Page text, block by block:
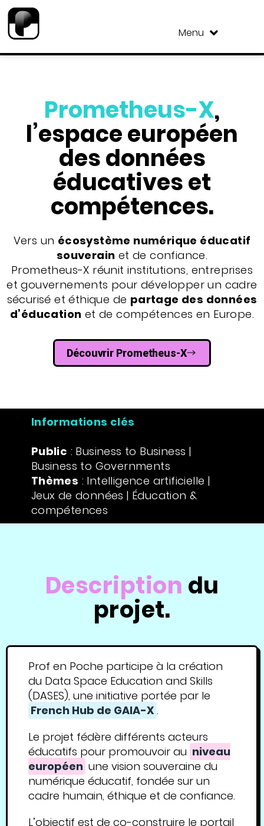
Menu
Prometheus-X,
l’espace européen
des données
éducatives et
compétences.
Vers un écosystème numérique éducatif
souverain et de confiance.
Prometheus-X réunit institutions, entreprises
et gouvernements pour développer un cadre
sécurisé et éthique de partage des données
d’éducation et de compétences en Europe.
Découvrir Prometheus-X
Informations clés
Public : Business to Business |
Business to Governments
Thèmes : Intelligence artificielle |
Jeux de données | Éducation &
compétences
Description du
projet.
Prof en Poche participe à la création
du Data Space Education and Skills
(DASES), une initiative portée par le
French Hub de GAIA-X.
Le projet fédère différents acteurs
éducatifs pour promouvoir au niveau
européen une vision souveraine du
numérique éducatif, fondée sur un
cadre humain, éthique et de confiance.
L’objectif est de co-construire le portail